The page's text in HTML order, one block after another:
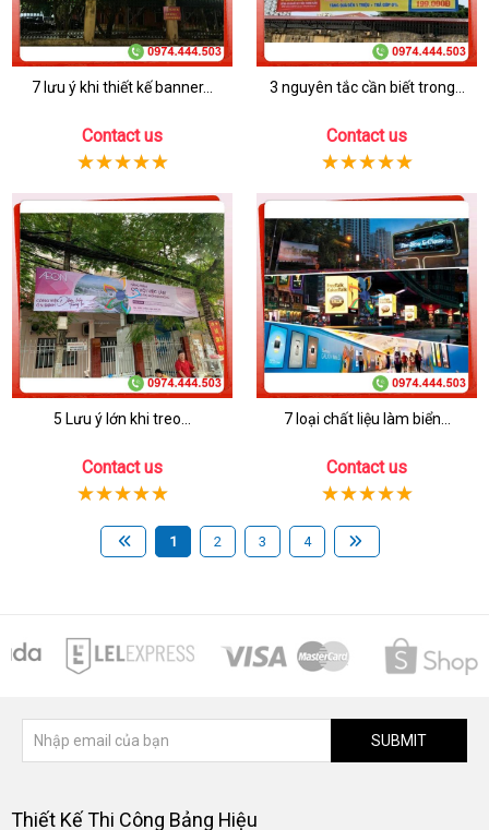
7 lưu ý khi thiết kế banner...
Contact us
3 nguyên tắc cần biết trong...
Contact us
5 Lưu ý lớn khi treo...
Contact us
7 loại chất liệu làm biển...
Contact us
1 2 3 4
SUBMIT
Thiết Kế Thi Công Bảng Hiệu